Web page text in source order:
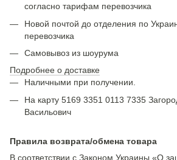
согласно тарифам перевозчика
Новой почтой до отделения по
перевозчика
Самовывоз из шоурума
Подробнее о доставке
Наличными при получении.
На карту 5169 3351 0113 7335
Васильович
Правила возврата/обмена товара
В соответствии с Законом Украины «О